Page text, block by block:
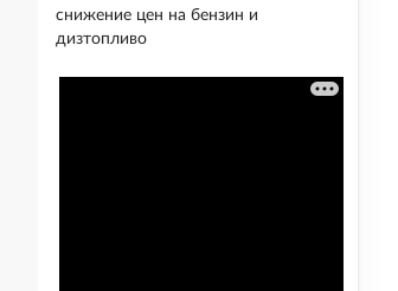
снижение цен на бензин и
дизтопливо